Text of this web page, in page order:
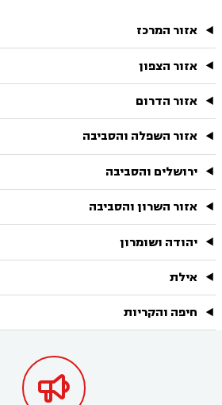
אזור המרכז
אזור הצפון
אזור הדרום
אזור השפלה והסביבה
ירושלים והסביבה
אזור השרון והסביבה
יהודה ושומרון
אילת
חיפה והקריות
